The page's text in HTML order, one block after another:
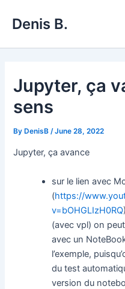
Denis B.
Jupyter, ça
sens
ByDenisB /June 28, 2022
Jupyter, ça avance
sur le lien avec
(https://
v=bOHGLIzH0RQ
(avec vpl) on
avec un
l’exemple,
du test
version du